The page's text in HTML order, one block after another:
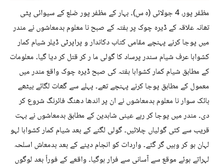
مظفر پور، 4 جولائی (ہ س)۔ بہار کے مظفر پور ضلع کے سیوائی پٹی
تھانہ علاقہ کے ڈیرہ چوک پر ہفتہ کے صبح نا معلوم بدمعاشوں نے مندر
میں پوجا کرنے پہنچے مقامی کتاب دکاندار و پراپرٹی ڈیلر شیام کمار
کشواہا عرف شیام سندر پرساد کا گولی ما ر کر قتل کر دیا گیا۔ معلومات
کے مطابق شیام کمار کشواہا ہفتہ کی صبح ڈیرہ چوک واقع مندر میں
معمول کے مطابق پوجا کرنے پہنچے تھے۔ پہلے سے گھات لگائے بیٹھے
بائک سوار نا معلوم بدمعاشوں نے ان پر اندھا دھنگ فائرنگ شروع کر
دی۔ مندر میں پوجا کر رہے عینی شاہدین کے مطابق بدمعاشوں نے بہت
قریب سے کئی گولیاں چلائیں۔ گولی لگنے کے بعد شیام کمار کشواہا لہو
لہان ہو کر وہیں گر گئے۔ واردات کو انجام دینے کے بعد بدمعاش اسلحہ
لہراتے ہوئے موقع سے آسانی سے فرار ہوگیا۔ واقعے کے فوراً بعد لوگوں